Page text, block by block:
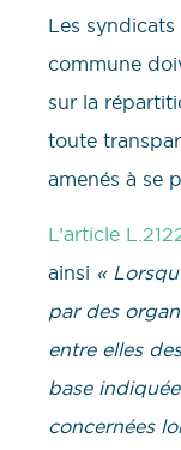
Les
commune
sur la
toute
amenés à se
L’article
ainsi «
par des
entre elles
base
concernées